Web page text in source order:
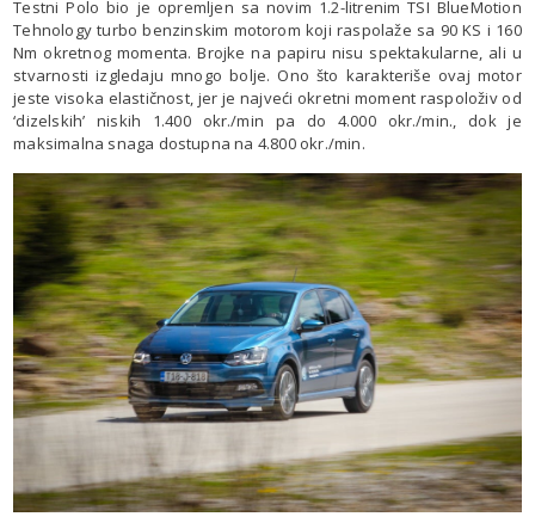
Testni Polo bio je opremljen sa novim 1.2-litrenim TSI BlueMotion
Tehnology turbo benzinskim motorom koji raspolaže sa 90 KS i 160
Nm okretnog momenta. Brojke na papiru nisu spektakularne, ali u
stvarnosti izgledaju mnogo bolje. Ono što karakteriše ovaj motor
jeste visoka elastičnost, jer je najveći okretni moment raspoloživ od
‘dizelskih’ niskih 1.400 okr./min pa do 4.000 okr./min., dok je
maksimalna snaga dostupna na 4.800 okr./min.